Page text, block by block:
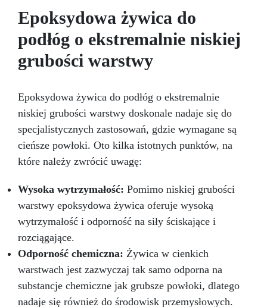
Epoksydowa żywica do
podłóg o ekstremalnie niskiej
grubości warstwy
Epoksydowa żywica do podłóg o ekstremalnie
niskiej grubości warstwy doskonale nadaje się do
specjalistycznych zastosowań, gdzie wymagane są
cieńsze powłoki. Oto kilka istotnych punktów, na
które należy zwrócić uwagę:
Wysoka wytrzymałość: Pomimo niskiej grubości
warstwy epoksydowa żywica oferuje wysoką
wytrzymałość i odporność na siły ściskające i
rozciągające.
Odporność chemiczna: Żywica w cienkich
warstwach jest zazwyczaj tak samo odporna na
substancje chemiczne jak grubsze powłoki, dlatego
nadaje się również do środowisk przemysłowych.